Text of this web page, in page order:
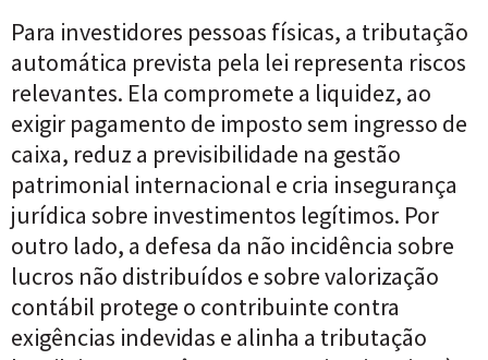
Para investidores pessoas físicas, a tributação
automática prevista pela lei representa riscos
relevantes. Ela compromete a liquidez, ao
exigir pagamento de imposto sem ingresso de
caixa, reduz a previsibilidade na gestão
patrimonial internacional e cria insegurança
jurídica sobre investimentos legítimos. Por
outro lado, a defesa da não incidência sobre
lucros não distribuídos e sobre valorização
contábil protege o contribuinte contra
exigências indevidas e alinha a tributação